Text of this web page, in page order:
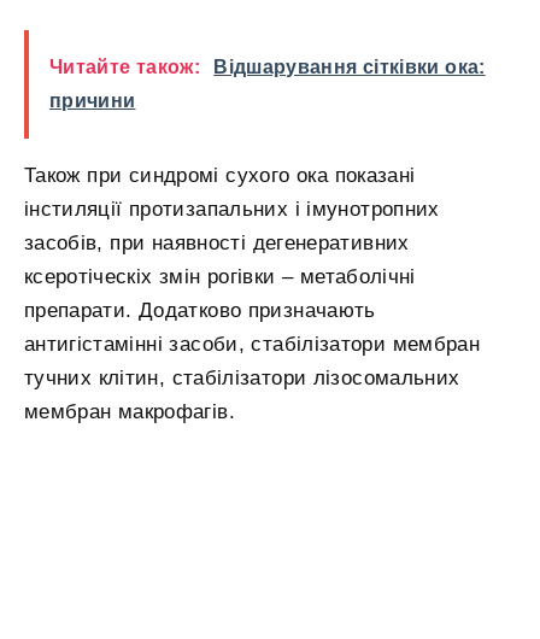
Читайте також:
Відшарування сітківки ока:
причини
Також при синдромі сухого ока показані
інстиляції протизапальних і імунотропних
засобів, при наявності дегенеративних
ксеротіческіх змін рогівки – метаболічні
препарати. Додатково призначають
антигістамінні засоби, стабілізатори мембран
тучних клітин, стабілізатори лізосомальних
мембран макрофагів.